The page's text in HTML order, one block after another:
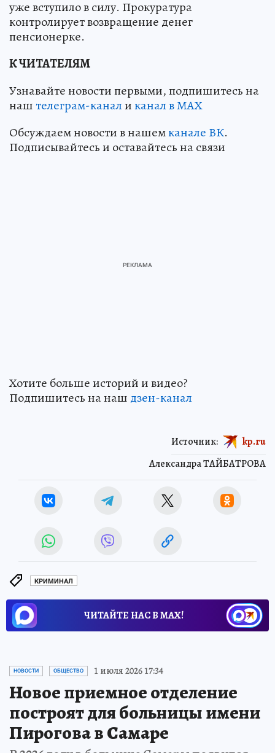
уже вступило в силу. Прокуратура
контролирует возвращение денег
пенсионерке.
К ЧИТАТЕЛЯМ
Узнавайте новости первыми, подпишитесь на
наштелеграм-каналиканал в МАХ
Обсуждаем новости в нашемканале ВК.
Подписывайтесь и оставайтесь на связи
Хотите больше историй и видео?
Подпишитесь на наш дзен-канал
Александра ТАЙБАТРОВА
Источник: kp.ru
КРИМИНАЛ
ЧИТАЙТЕ НАС В МАХ!
НОВОСТИ ОБЩЕСТВО 1 июля 2026 17:34
Новое приемное отделение
построят для больницы имени
Пирогова в Самаре